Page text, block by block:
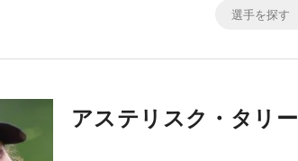
アステリスク・タリー